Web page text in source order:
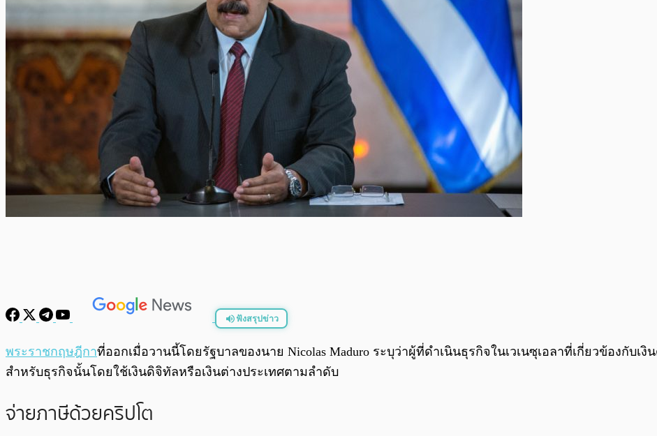
ฟังสรุปข่าว
พร้อมเล่น
พระราชกฤษฎีกาที่ออกเมื่อวานนี้โดยรัฐบาลของนาย Nicolas Maduro ระบุว่าผู้ที่ดำเนินธุรกิจในเวเนซุเอลาที่เกี่ยวข้องกับเ
สำหรับธุรกิจนั้นโดยใช้เงินดิจิทัลหรือเงินต่างประเทศตามลำดับ
จ่ายภาษีด้วยคริปโต